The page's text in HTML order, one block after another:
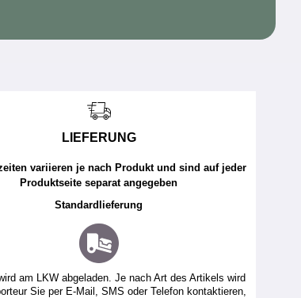
LIEFERUNG
variieren je nach Produkt und sind auf jeder
Produktseite separat angegeben
Standardlieferung
am LKW abgeladen. Je nach Art des Artikels wird
Sie per E-Mail, SMS oder Telefon kontaktieren,